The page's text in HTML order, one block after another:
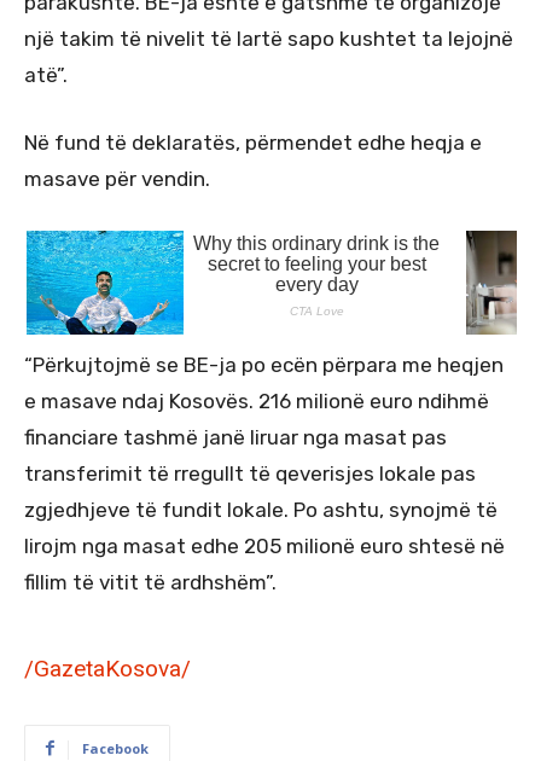
një takim të nivelit të lartë sapo kushtet ta lejojnë
atë”.
Në fund të deklaratës, përmendet edhe heqja e
masave për vendin.
“Përkujtojmë se BE-ja po ecën përpara me heqjen
e masave ndaj Kosovës. 216 milionë euro ndihmë
financiare tashmë janë liruar nga masat pas
transferimit të rregullt të qeverisjes lokale pas
zgjedhjeve të fundit lokale. Po ashtu, synojmë të
lirojm nga masat edhe 205 milionë euro shtesë në
fillim të vitit të ardhshëm”.
/GazetaKosova/
Facebook